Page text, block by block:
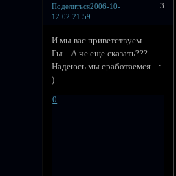
Поделиться 3
2006-10-
12 02:21:59
И мы вас приветствуем.
Гы... А че еще сказать???
Надеюсь мы сработаемся... :
)
0